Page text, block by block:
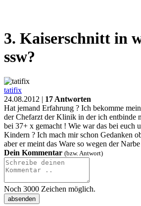
3. Kaiserschnitt in
ssw?
tatifix
24.08.2012 | 17 Antworten